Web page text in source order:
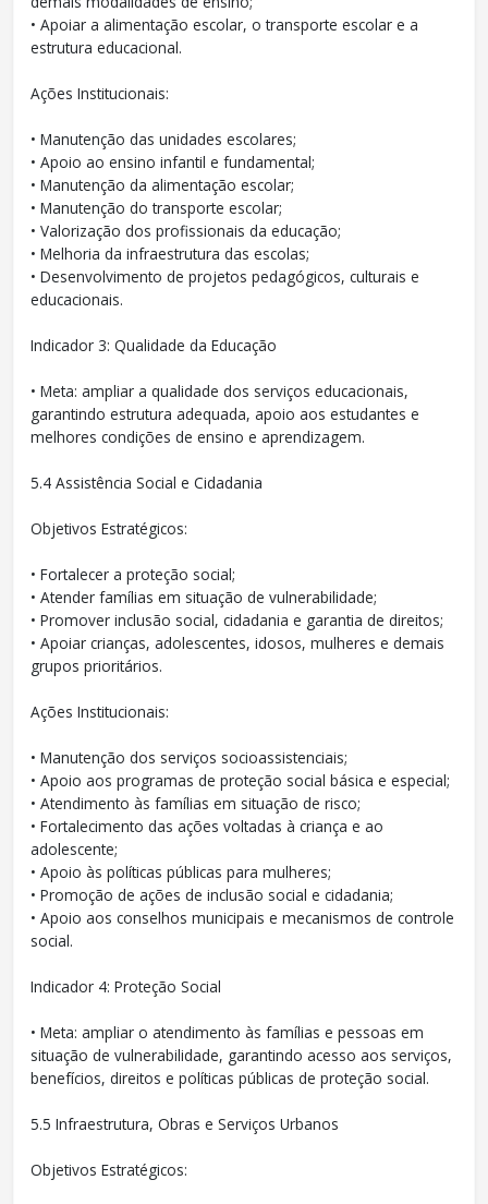
• Apoiar a alimentação escolar, o transporte escolar e a
estrutura educacional.
Ações Institucionais:
• Manutenção das unidades escolares;
• Apoio ao ensino infantil e fundamental;
• Manutenção da alimentação escolar;
• Manutenção do transporte escolar;
• Valorização dos profissionais da educação;
• Melhoria da infraestrutura das escolas;
• Desenvolvimento de projetos pedagógicos, culturais e
educacionais.
Indicador 3: Qualidade da Educação
• Meta: ampliar a qualidade dos serviços educacionais,
garantindo estrutura adequada, apoio aos estudantes e
melhores condições de ensino e aprendizagem.
5.4 Assistência Social e Cidadania
Objetivos Estratégicos:
• Fortalecer a proteção social;
• Atender famílias em situação de vulnerabilidade;
• Promover inclusão social, cidadania e garantia de direitos;
• Apoiar crianças, adolescentes, idosos, mulheres e demais
grupos prioritários.
Ações Institucionais:
• Manutenção dos serviços socioassistenciais;
• Apoio aos programas de proteção social básica e especial;
• Atendimento às famílias em situação de risco;
• Fortalecimento das ações voltadas à criança e ao
adolescente;
• Apoio às políticas públicas para mulheres;
• Promoção de ações de inclusão social e cidadania;
• Apoio aos conselhos municipais e mecanismos de controle
social.
Indicador 4: Proteção Social
• Meta: ampliar o atendimento às famílias e pessoas em
situação de vulnerabilidade, garantindo acesso aos serviços,
benefícios, direitos e políticas públicas de proteção social.
5.5 Infraestrutura, Obras e Serviços Urbanos
Objetivos Estratégicos: